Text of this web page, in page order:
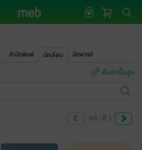
สำนักพิมพ์ นักเขียน นักพากย์
ค้นหาขั้นสูง
หน้าที่ 1